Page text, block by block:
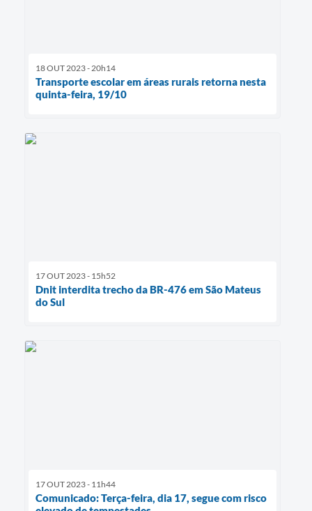
18 OUT 2023 - 20h14
Transporte escolar em áreas rurais retorna nesta
quinta-feira, 19/10
17 OUT 2023 - 15h52
Dnit interdita trecho da BR-476 em São Mateus
do Sul
17 OUT 2023 - 11h44
Comunicado: Terça-feira, dia 17, segue com risco